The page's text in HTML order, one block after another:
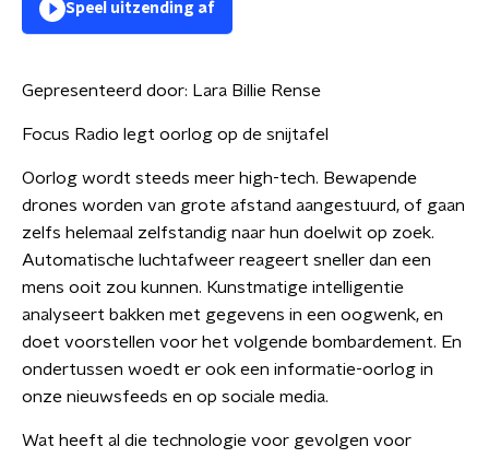
Speel uitzending af
Gepresenteerd door: Lara Billie Rense
Focus Radio legt oorlog op de snijtafel
Oorlog wordt steeds meer high-tech. Bewapende
drones worden van grote afstand aangestuurd, of gaan
zelfs helemaal zelfstandig naar hun doelwit op zoek.
Automatische luchtafweer reageert sneller dan een
mens ooit zou kunnen. Kunstmatige intelligentie
analyseert bakken met gegevens in een oogwenk, en
doet voorstellen voor het volgende bombardement. En
ondertussen woedt er ook een informatie-oorlog in
onze nieuwsfeeds en op sociale media.
Wat heeft al die technologie voor gevolgen voor